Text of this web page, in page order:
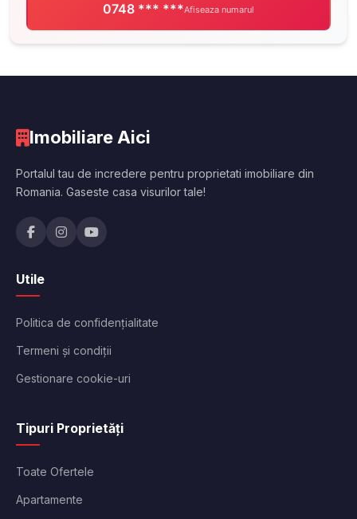
0748 *** ***Afiseaza numarul
Imobiliare Aici
Portalul tau de incredere pentru proprietati imobiliare din
Romania. Gaseste casa visurilor tale!
Utile
Politica de confidențialitate
Termeni și condiții
Gestionare cookie-uri
Tipuri Proprietăți
Toate Ofertele
Apartamente